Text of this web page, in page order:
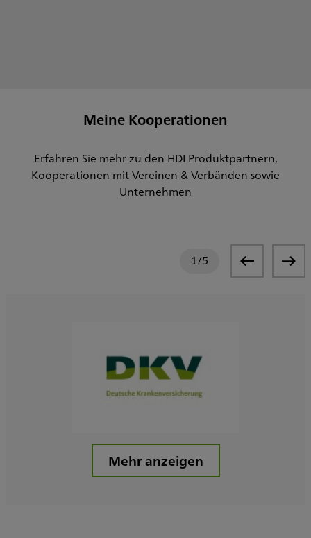
Meine Kooperationen
Erfahren Sie mehr zu den HDI Produktpartnern,
Kooperationen mit Vereinen & Verbänden sowie
Unternehmen
1/5
Mehr anzeigen